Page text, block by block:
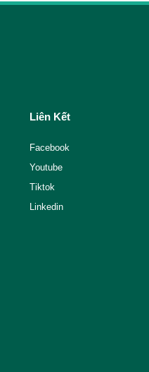
Liên Kết
Facebook
Youtube
Tiktok
Linkedin